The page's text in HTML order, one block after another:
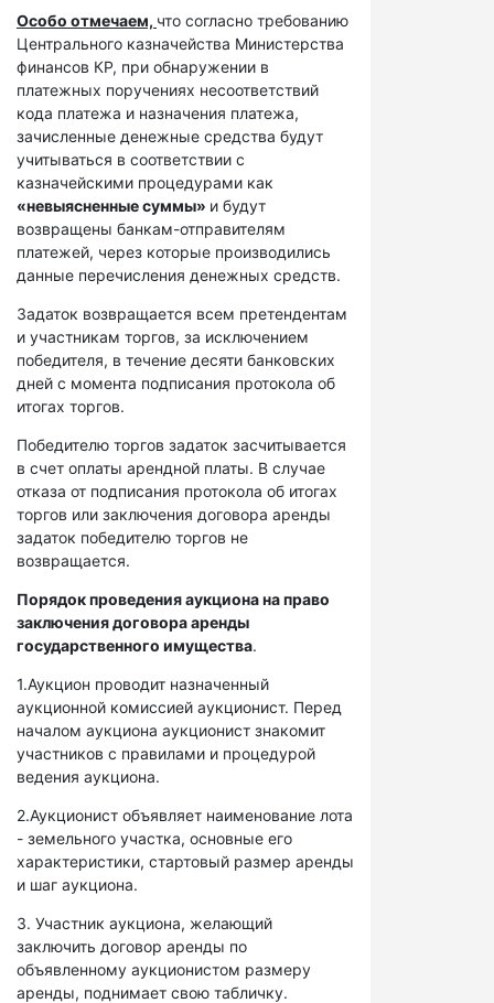
Особо отмечаем, что согласно требованию
Центрального казначейства Министерства
финансов КР, при обнаружении в
платежных поручениях несоответствий
кода платежа и назначения платежа,
зачисленные денежные средства будут
учитываться в соответствии с
казначейскими процедурами как
«невыясненные суммы» и будут
возвращены банкам-отправителям
платежей, через которые производились
данные перечисления денежных средств.
Задаток возвращается всем претендентам
и участникам торгов, за исключением
победителя, в течение десяти банковских
дней с момента подписания протокола об
итогах торгов.
Победителю торгов задаток засчитывается
в счет оплаты арендной платы. В случае
отказа от подписания протокола об итогах
торгов или заключения договора аренды
задаток победителю торгов не
возвращается.
Порядок проведения аукциона на право
заключения договора аренды
государственного имущества.
1.Аукцион проводит назначенный
аукционной комиссией аукционист. Перед
началом аукциона аукционист знакомит
участников с правилами и процедурой
ведения аукциона.
2.Аукционист объявляет наименование лота
- земельного участка, основные его
характеристики, стартовый размер аренды
и шаг аукциона.
3. Участник аукциона, желающий
заключить договор аренды по
объявленному аукционистом размеру
аренды, поднимает свою табличку.